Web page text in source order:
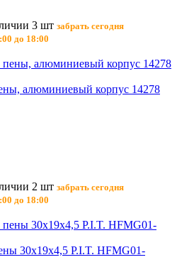
3 шт забрать сегодня
до 18:00
алюминиевый корпус 14278
2 шт забрать сегодня
до 18:00
30х19х4,5 P.I.T. HFMG01-